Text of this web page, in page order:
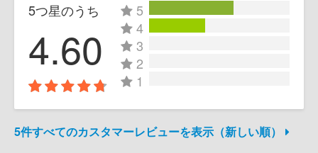
5つ星のうち
4.60
5
4
3
2
1
5件すべてのカスタマーレビューを表示（新しい順）